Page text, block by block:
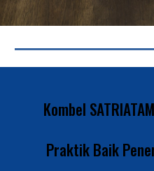
Kombel
Praktik Baik